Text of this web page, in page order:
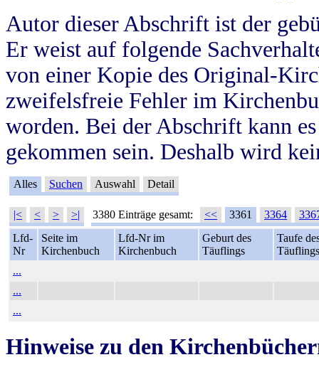
Autor dieser Abschrift ist der
Er weist auf folgende
von einer Kopie des Original-
zweifelsfreie Fehler im
worden. Bei der Abschrift kann
gekommen sein. Deshalb wird
Alles Suchen Auswahl Detail
|< < > >| 3380 Einträge gesamt: << 3361 3364
Lfd-
Nr
Seite im
Kirchenbuch
Lfd-Nr im
Kirchenbuch
Geburt des
Täuflings
Taufe
Täuflings
...
...
...
Hinweise zu den